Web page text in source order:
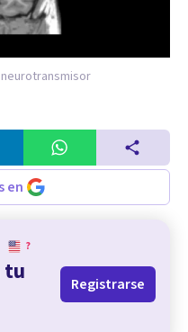
en
?
tu
Registrarse